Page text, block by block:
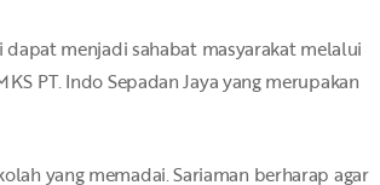
dapat menjadi sahabat masyarakat melalui
PT. Indo Sepadan Jaya yang merupakan
yang memadai. Sariaman berharap agar